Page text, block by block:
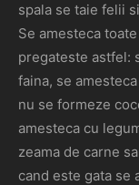
spala se taie felii
Se amesteca
pregateste astfel:
faina, se
nu se formeze
amesteca cu
zeama de carne
cand este gata se